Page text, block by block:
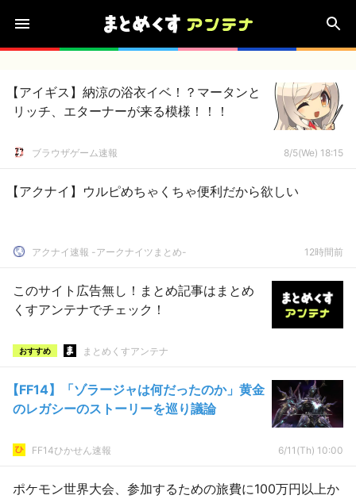
【アイギス】納涼の浴衣イベ！？マータンと
リッチ、エターナーが来る模様！！！
ブラウザゲーム速報 8/5(We) 18:15
【アクナイ】ウルピめちゃくちゃ便利だから欲しい
アクナイ速報 -アークナイツまとめ- 12時間前
このサイト広告無し！まとめ記事はまとめ
くすアンテナでチェック！
おすすめ まとめくすアンテナ
【FF14】「ゾラージャは何だったのか」黄金
のレガシーのストーリーを巡り議論
FF14ひかせん速報 6/11(Th) 10:00
ポケモン世界大会、参加するための旅費に100万円以上か